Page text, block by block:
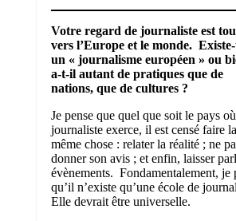
Votre regard de journaliste est
vers l’Europe et le monde.
un « journalisme européen » ou
a-t-il autant de pratiques que de
nations, que de cultures ?
Je pense que quel que soit le pays
journaliste exerce, il est censé faire la
même chose : relater la réalité ; ne
donner son avis ; et enfin, laisser
évènements. Fondamentalement, je
qu’il n’existe qu’une école de
Elle devrait être universelle.